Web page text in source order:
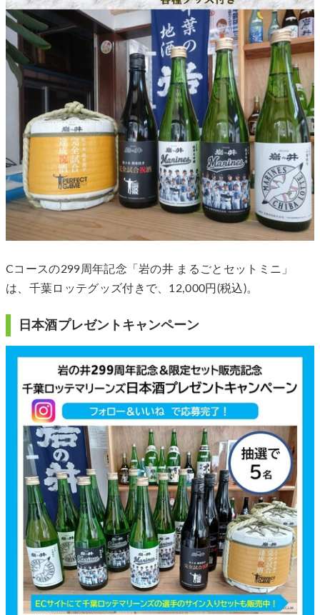
Cコースの299周年記念「岩の井 まるごとセットミニ」
は、千葉ロッテグッズ付きで、12,000円(税込)。
日本酒プレゼントキャンペーン